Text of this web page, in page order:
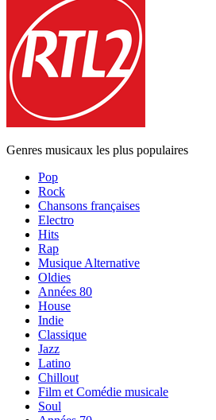
Genres musicaux les plus populaires
Pop
Rock
Chansons françaises
Electro
Hits
Rap
Musique Alternative
Oldies
Années 80
House
Indie
Classique
Jazz
Latino
Chillout
Film et Comédie musicale
Soul